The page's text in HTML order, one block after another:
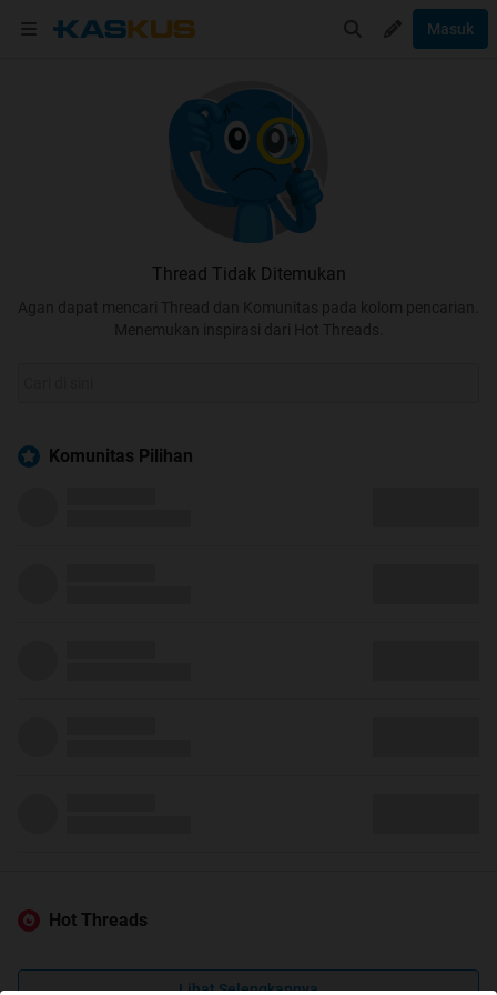
Masuk
Thread Tidak Ditemukan
Agan dapat mencari Thread dan Komunitas pada kolom pencarian.
Menemukan inspirasi dari Hot Threads.
Komunitas Pilihan
Hot Threads
Lihat Selengkapnya